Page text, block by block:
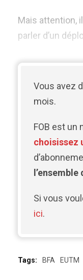
Mais attention,
parler d’un
Vous avez
mois.
FOB est un
choisissez
Si vous
ici.
Tags: BFA EUTM